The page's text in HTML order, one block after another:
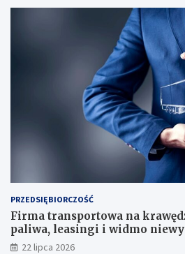
PRZEDSIĘBIORCZOŚĆ
Firma transportowa na
paliwa, leasingi i widmo
22 lipca 2026